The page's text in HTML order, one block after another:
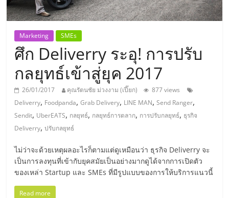
ธุรกิจ
เอ
ส
เอ็
มอี
ไทย,
Marketing SMEs
ศึก Deliverry ระอุ! การปรับ
กลยุทธ์เข้าสู่ยุค 2017
26/01/2017 คุณรัตนชัย ม่วงงาม (เปี๊ยก)
877 views
Deliverry, Foodpanda,Grab Delivery, LINE MAN,Send Ranger,
Sendit, UberEATS, กลยุทธ์, กลยุทธ์การตลาก, การปรับกลยุทธ์, ธุรกิจ
Deliverry,ปรับกลยุทธ์
ไม่ว่าจะด้วยเหตุผลอะไรก็ตามแต่ดูเหมือนว่า ธุรกิจ Deliverry จะ
เป็นการลงทุนที่เข้ากับยุคสมัยเป็นอย่างมากดูได้จากการเปิดตัว
ของเหล่า Startup และ SMEs ที่มีรูปแบบของการให้บริการแนวนี้
Read more